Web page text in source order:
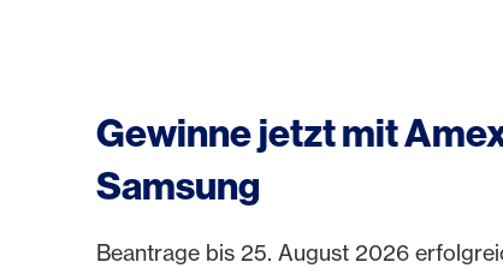
Gewinne jetzt mit
Samsung
Beantrage bis 25. August 2026